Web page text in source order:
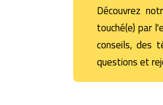
Découvrez
touché(e) par
conseils, des
questions et